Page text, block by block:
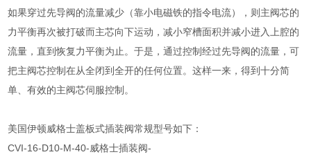
如果穿过先导阀的流量减少（靠小电磁铁的指令电流），则主阀芯的
力平衡再次被打破而主芯向下运动，减小窄槽面积并减小进入上腔的
流量，直到恢复力平衡为止。于是，通过控制经过先导阀的流量，可
把主阀芯控制在从全闭到全开的任何位置。这样一来，得到十分简
单、有效的主阀芯伺服控制。
美国伊顿威格士盖板式插装阀常规型号如下：
CVI-16-D10-M-40-威格士插装阀-